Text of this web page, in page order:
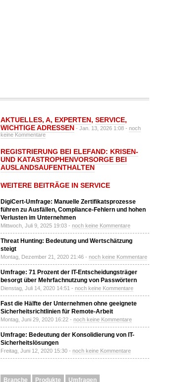
AKTUELLES, A, EXPERTEN, SERVICE,
WICHTIGE ADRESSEN - Jan. 13, 2026 1:08 - noch
keine Kommentare
REGISTRIERUNG BEI ELEFAND: KRISEN-
UND KATASTROPHENVORSORGE BEI
AUSLANDSAUFENTHALTEN
WEITERE BEITRÄGE IN SERVICE
DigiCert-Umfrage: Manuelle Zertifikatsprozesse
führen zu Ausfällen, Compliance-Fehlern und hohen
Verlusten im Unternehmen
Mittwoch, Juli 9, 2025 19:03 - noch keine Kommentare
Threat Hunting: Bedeutung und Wertschätzung
steigt
Montag, Dezember 21, 2020 21:46 - noch keine Kommentare
Umfrage: 71 Prozent der IT-Entscheidungsträger
besorgt über Mehrfachnutzung von Passwörtern
Dienstag, Juli 14, 2020 14:51 - noch keine Kommentare
Fast die Hälfte der Unternehmen ohne geeignete
Sicherheitsrichtlinien für Remote-Arbeit
Montag, Juni 29, 2020 16:22 - noch keine Kommentare
Umfrage: Bedeutung der Konsolidierung von IT-
Sicherheitslösungen
Freitag, Juni 12, 2020 15:30 - noch keine Kommentare
Branche Produkte Umfragen